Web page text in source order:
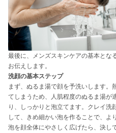
最後に、メンズスキンケアの基本とな
お伝えします。
洗顔の基本ステップ
まず、ぬるま湯で顔を予洗いします。
てしまうため、人肌程度のぬるま湯が
り、しっかりと泡立てます。クレイ洗
して、きめ細かい泡を作ることで、よ
泡を顔全体にやさしく広げたら、決し